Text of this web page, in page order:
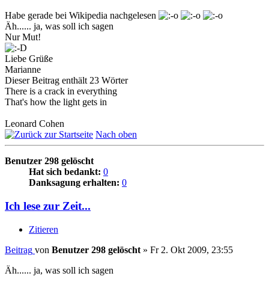
Habe gerade bei Wikipedia nachgelesen
Äh...... ja, was soll ich sagen
Nur Mut!
Liebe Grüße
Marianne
Dieser Beitrag enthält 23 Wörter
There is a crack in everything
That's how the light gets in
Leonard Cohen
Nach oben
Benutzer 298 gelöscht
Hat sich bedankt: 0
Danksagung erhalten: 0
Ich lese zur Zeit...
Zitieren
Beitrag von Benutzer 298 gelöscht » Fr 2. Okt 2009, 23:55
Äh...... ja, was soll ich sagen